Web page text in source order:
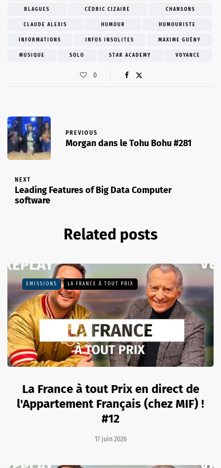
BLAGUES CÉDRIC CIZAIRE CHANSONS
CLAUDE ALEXIS HUMOUR HUMOURISTE
INFORMATIONS INFOS INSOLITES MAXIME GUÉNY
MUSIQUE SOLO STAR ACADEMY VOYANCE
0
PREVIOUS
Morgan dans le Tohu Bohu #281
NEXT
Leading Features of Big Data Computer
software
Related posts
EMISSIONS LA FRANCE À TOUT PRIX
La France à tout Prix en direct de
l'Appartement Français (chez MIF) !
#12
17 juin 2026